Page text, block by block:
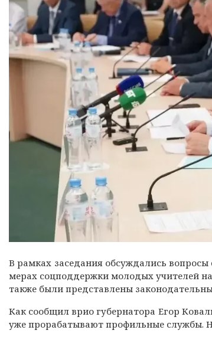
В рамках заседания обсуждались
мерах соцподдержки молодых учителей
также были представлены
Как сообщил врио губернатора Егор
уже прорабатывают профильные службы.